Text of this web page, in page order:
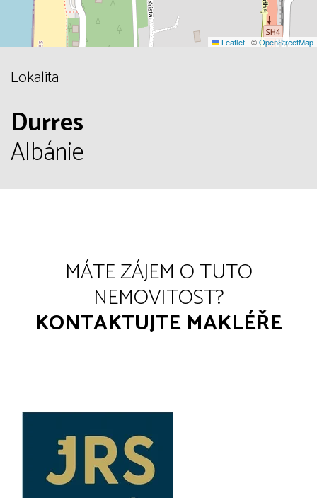
Leaflet | ©OpenStreetMap
Lokalita
Durres
Albánie
MÁTE ZÁJEM O TUTO
NEMOVITOST?
KONTAKTUJTE MAKLÉŘE